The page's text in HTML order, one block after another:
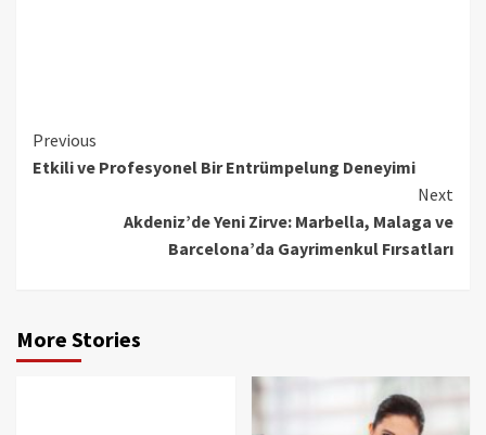
Continue
Reading
Previous
Etkili ve Profesyonel Bir Entrümpelung Deneyimi
Next
Akdeniz’de Yeni Zirve: Marbella, Malaga ve
Barcelona’da Gayrimenkul Fırsatları
More Stories